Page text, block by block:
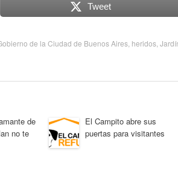
Tweet
de la Ciudad de Buenos Aires heridos
de
no te
El Campito abre sus
puertas para visitantes